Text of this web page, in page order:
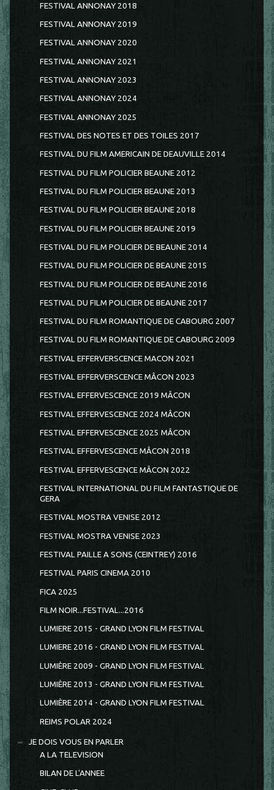
FESTIVAL ANNONAY 2018
FESTIVAL ANNONAY 2019
FESTIVAL ANNONAY 2020
FESTIVAL ANNONAY 2021
FESTIVAL ANNONAY 2023
FESTIVAL ANNONAY 2024
FESTIVAL ANNONAY 2025
FESTIVAL DES NOTES ET DES TOILES 2017
FESTIVAL DU FILM AMERICAIN DE DEAUVILLE 2014
FESTIVAL DU FILM POLICIER BEAUNE 2012
FESTIVAL DU FILM POLICIER BEAUNE 2013
FESTIVAL DU FILM POLICIER BEAUNE 2018
FESTIVAL DU FILM POLICIER BEAUNE 2019
FESTIVAL DU FILM POLICIER DE BEAUNE 2014
FESTIVAL DU FILM POLICIER DE BEAUNE 2015
FESTIVAL DU FILM POLICIER DE BEAUNE 2016
FESTIVAL DU FILM POLICIER DE BEAUNE 2017
FESTIVAL DU FILM ROMANTIQUE DE CABOURG 2007
FESTIVAL DU FILM ROMANTIQUE DE CABOURG 2009
FESTIVAL EFFERVERSCENCE MACON 2021
FESTIVAL EFFERVERSCENCE MÂCON 2023
FESTIVAL EFFERVESCENCE 2019 MÂCON
FESTIVAL EFFERVESCENCE 2024 MÂCON
FESTIVAL EFFERVESCENCE 2025 MÂCON
FESTIVAL EFFERVESCENCE MÂCON 2018
FESTIVAL EFFERVESCENCE MÂCON 2022
FESTIVAL INTERNATIONAL DU FILM FANTASTIQUE DE
GERA
FESTIVAL MOSTRA VENISE 2012
FESTIVAL MOSTRA VENISE 2023
FESTIVAL PAILLE A SONS (CEINTREY) 2016
FESTIVAL PARIS CINEMA 2010
FICA 2025
FILM NOIR...FESTIVAL...2016
LUMIERE 2015 - GRAND LYON FILM FESTIVAL
LUMIERE 2016 - GRAND LYON FILM FESTIVAL
LUMIÈRE 2009 - GRAND LYON FILM FESTIVAL
LUMIÈRE 2013 - GRAND LYON FILM FESTIVAL
LUMIÈRE 2014 - GRAND LYON FILM FESTIVAL
REIMS POLAR 2024
JE DOIS VOUS EN PARLER
A LA TELEVISION
BILAN DE L'ANNEE